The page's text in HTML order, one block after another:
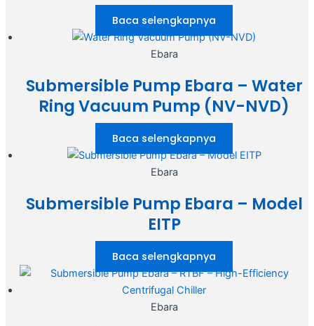
Baca selengkapnya
Ebara
Submersible Pump Ebara – Water
Ring Vacuum Pump (NV-NVD)
Baca selengkapnya
Ebara
Submersible Pump Ebara – Model
EITP
Baca selengkapnya
Ebara